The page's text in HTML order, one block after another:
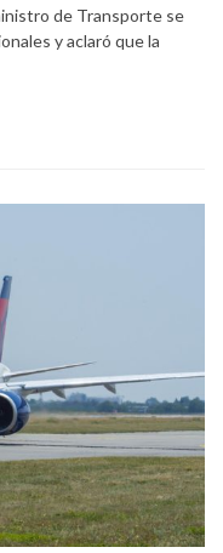
de Transporte se
y aclaró que la